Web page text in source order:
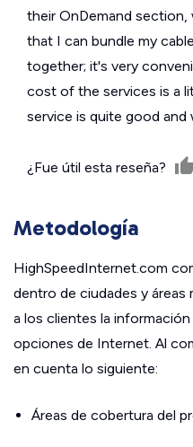
their OnDemand
that I can bundle my
together; it's very
cost of the services is a
service is quite good
¿Fue útil esta reseña?
Metodología
HighSpeedInternet.com
dentro de ciudades y áreas
a los clientes la
opciones de Internet. Al
en cuenta lo siguiente:
Áreas de cobertura del